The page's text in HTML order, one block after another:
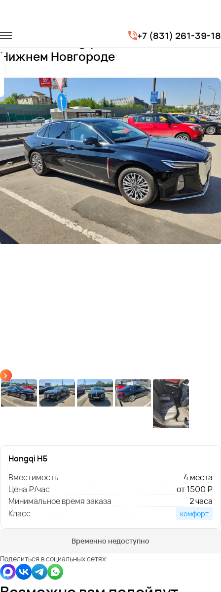
+7 (831) 261-39-18
Легковые автомобили
Заказать Hongqi H5 с водителем в
Нижнем Новгороде
Hongqi H5
Вместимость
4 места
Цена ₽/час
от 1500 ₽
Минимальное время заказа
2 часа
Класс
комфорт
Временно недоступно
Поделиться в социальных сетях: